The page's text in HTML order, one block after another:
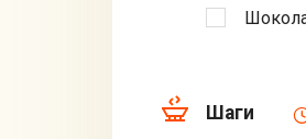
Шаги